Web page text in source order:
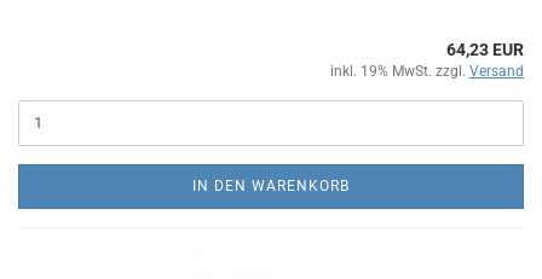
64,23 EUR
inkl. 19% MwSt. zzgl. Versand
IN DEN WARENKORB